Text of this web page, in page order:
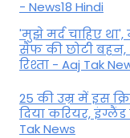
- News18 Hindi
'मुझे मर्द चाहिए
सैफ की छोटी बहन,
रिश्ता - Aaj Tak
25 की उम्र में इस
दिया करियर,
Tak News